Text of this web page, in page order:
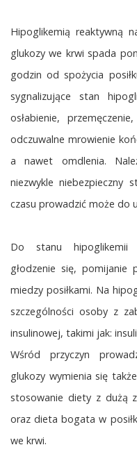
Hipoglikemią reaktywną
glukozy we krwi spada
godzin od spożycia
sygnalizujące stan
osłabienie,
odczuwalne mrowienie
a nawet omdlenia.
niezwykle niebezpieczny
czasu prowadzić może do
Do stanu hipoglikemii
głodzenie się, pomijanie
miedzy posiłkami. Na
szczególności osoby z
insulinowej, takimi jak:
Wśród przyczyn
glukozy wymienia się
stosowanie diety z dużą
oraz dieta bogata w
we krwi.